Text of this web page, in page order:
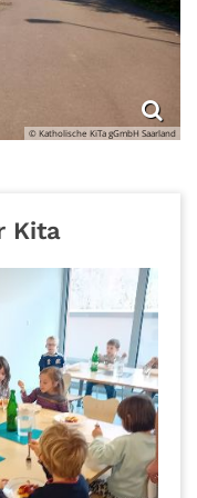
© Katholische KiTa gGmbH Saarland
Kita